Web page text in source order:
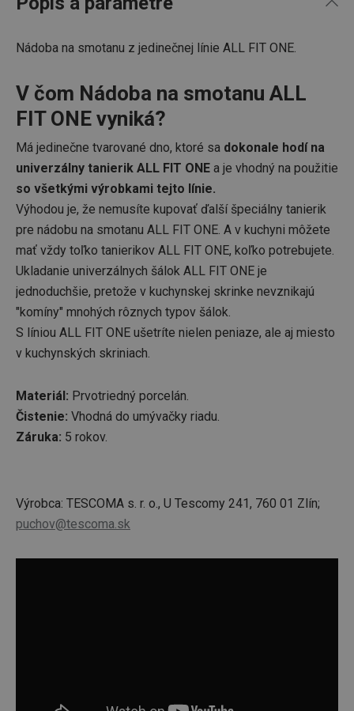
Nádoba na smotanu z jedinečnej línie ALL FIT ONE.
V čom Nádoba na smotanu ALL
FIT ONE vyniká?
Má jedinečne tvarované dno, ktoré sa dokonale hodí na
univerzálny tanierik ALL FIT ONE a je vhodný na použitie
so všetkými výrobkami tejto línie.
Výhodou je, že nemusíte kupovať ďalší špeciálny tanierik
pre nádobu na smotanu ALL FIT ONE. A v kuchyni môžete
mať vždy toľko tanierikov ALL FIT ONE, koľko potrebujete.
Ukladanie univerzálnych šálok ALL FIT ONE je
jednoduchšie, pretože v kuchynskej skrinke nevznikajú
"komíny" mnohých rôznych typov šálok.
S líniou ALL FIT ONE ušetríte nielen peniaze, ale aj miesto
v kuchynských skriniach.
Materiál: Prvotriedný porcelán.
Čistenie: Vhodná do umývačky riadu.
Záruka: 5 rokov.
Výrobca: TESCOMA s. r. o., U Tescomy 241, 760 01 Zlín;
puchov@tescoma.sk